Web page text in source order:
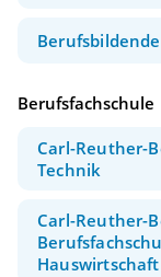
Berufsfachschule
Carl-Reuther-
Technik
Carl-Reuther-
Hauswirtschaft